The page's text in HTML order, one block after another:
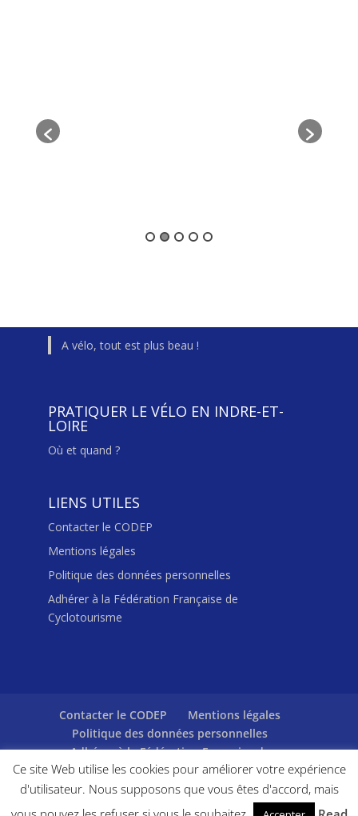
A vélo, tout est plus beau !
PRATIQUER LE VÉLO EN INDRE-ET-
LOIRE
Où et quand ?
LIENS UTILES
Contacter le CODEP
Mentions légales
Politique des données personnelles
Adhérer à la Fédération Française de
Cyclotourisme
Contacter le CODEP
Mentions légales
Politique des données personnelles
Adhérer à la Fédération Française de
Cyclotourisme
Ce site Web utilise les cookies pour améliorer votre expérience
d'utilisateur. Nous supposons que vous êtes d'accord, mais